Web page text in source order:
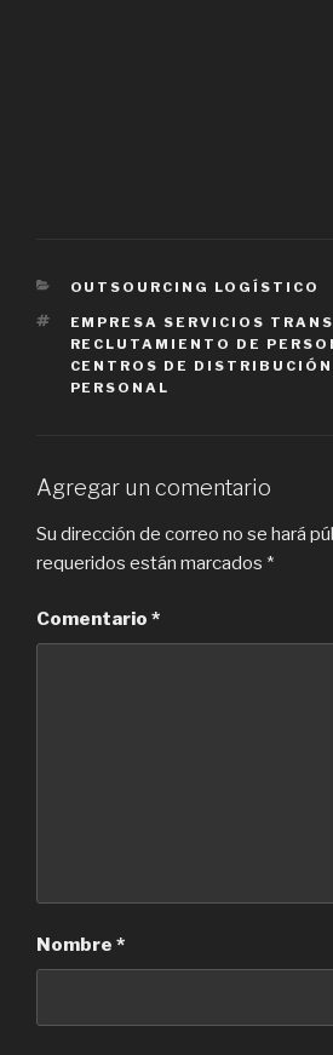
CATEGORIES
OUTSOURCING LOGÍSTICO
TAGS
EMPRESA SERVICIOS
RECLUTAMIENTO DE
CENTROS DE DISTRIBUCIÓN
PERSONAL
Agregar un comentario
Su dirección de correo no se hará
requeridos están marcados *
Comentario *
Nombre *